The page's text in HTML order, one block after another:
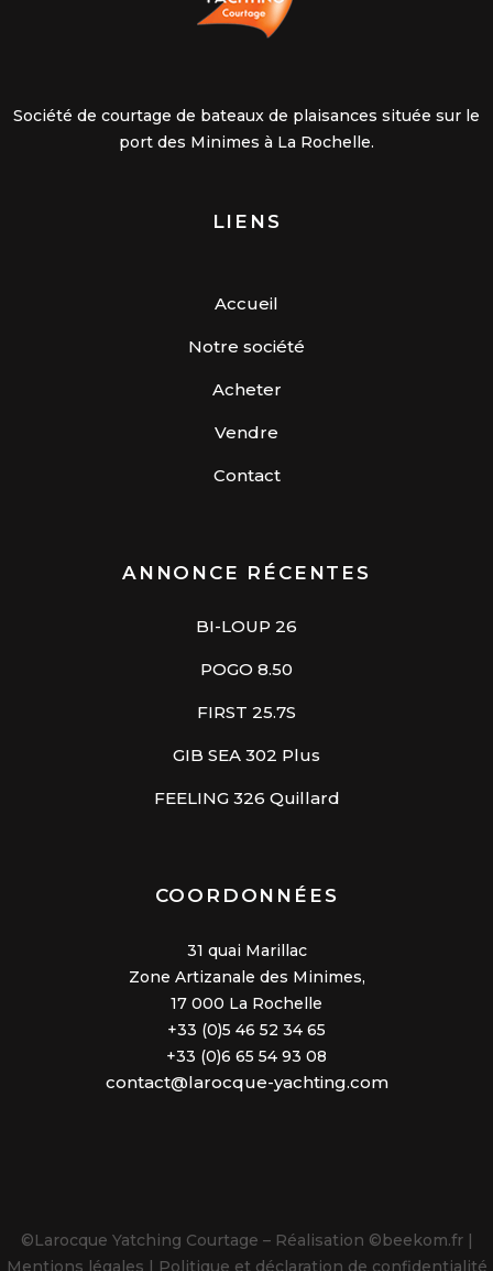
Société de courtage de bateaux de plaisances située sur le
port des Minimes à La Rochelle.
LIENS
Accueil
Notre société
Acheter
Vendre
Contact
ANNONCE RÉCENTES
BI-LOUP 26
POGO 8.50
FIRST 25.7S
GIB SEA 302 Plus
FEELING 326 Quillard
COORDONNÉES
31 quai Marillac
Zone Artizanale des Minimes,
17 000 La Rochelle
+33 (0)5 46 52 34 65
+33 (0)6 65 54 93 08
contact@larocque-yachting.com
©Larocque Yatching Courtage – Réalisation ©beekom.fr |
Mentions légales |
Politique et déclaration de confidentialité